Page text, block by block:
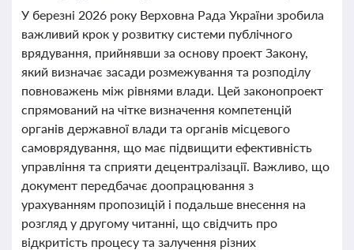
У березні 2026 року Верховна Рада України зробила
важливий крок у розвитку системи публічного
врядування, прийнявши за основу проект Закону,
який визначає засади розмежування та розподілу
повноважень між рівнями влади. Цей законопроект
спрямований на чітке визначення компетенцій
органів державної влади та органів місцевого
самоврядування, що має підвищити ефективність
управління та сприяти децентралізації. Важливо, що
документ передбачає доопрацювання з
урахуванням пропозицій і подальше внесення на
розгляд у другому читанні, що свідчить про
відкритість процесу та залучення різних